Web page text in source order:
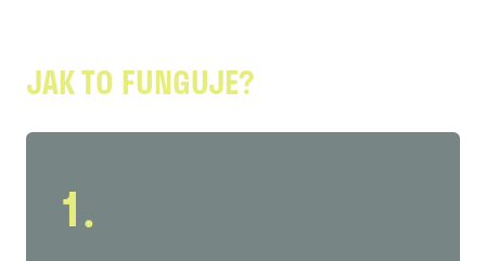
JAK TO FUNGUJE?
1.